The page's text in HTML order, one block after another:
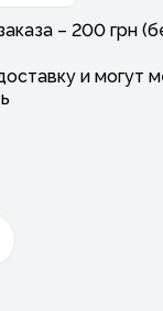
– 200 грн
и могут